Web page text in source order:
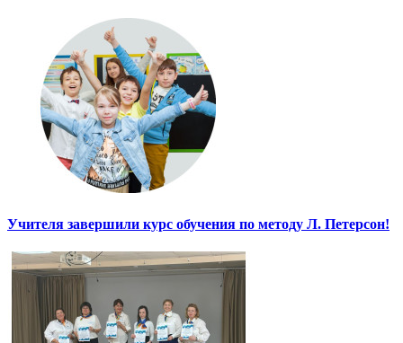
Учителя завершили курс обучения по методу Л. Петерсон!